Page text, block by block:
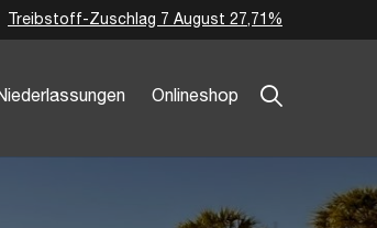
Onlineshop
Treibstoff-Zuschlag 7 August 27,71%